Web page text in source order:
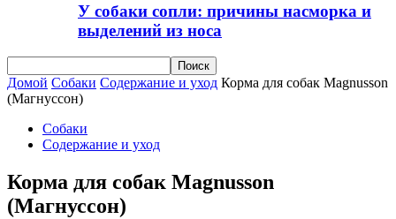
У собаки сопли: причины насморка и
выделений из носа
Домой Собаки Содержание и уход Корма для собак Magnusson
(Магнуссон)
Собаки
Содержание и уход
Корма для собак Magnusson
(Магнуссон)